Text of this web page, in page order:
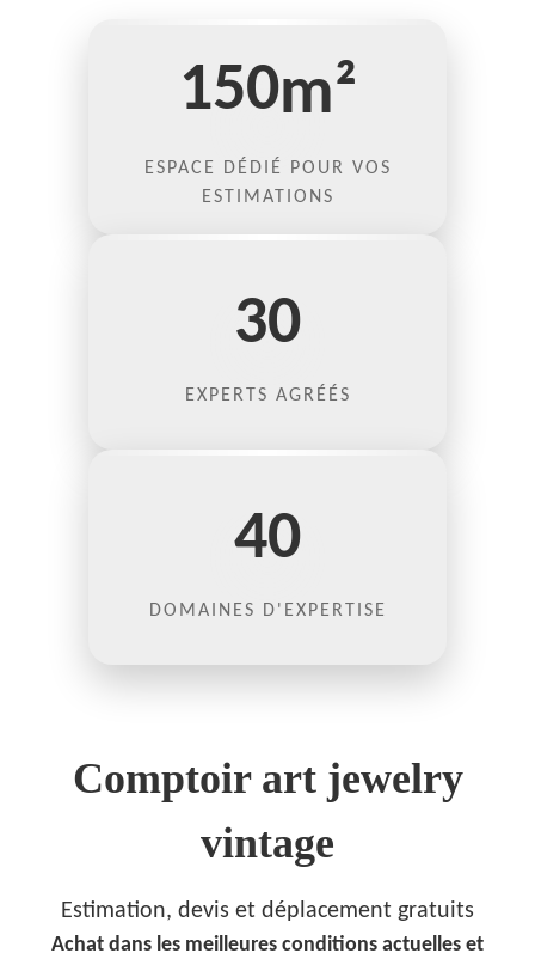
150m²
ESPACE DÉDIÉ POUR VOS
ESTIMATIONS
30
EXPERTS AGRÉÉS
40
DOMAINES D'EXPERTISE
Comptoir art jewelry
vintage
Estimation, devis et déplacement gratuits
Achat dans les meilleures conditions actuelles et